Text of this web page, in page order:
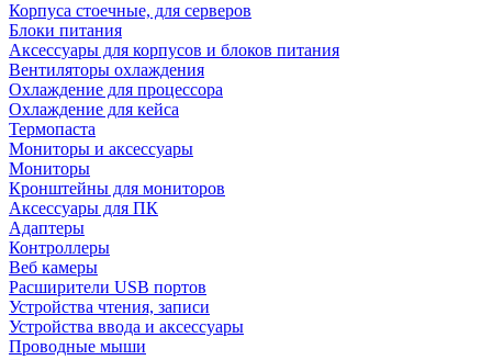
Корпуса стоечные, для серверов
Блоки питания
Аксессуары для корпусов и блоков питания
Вентиляторы охлаждения
Охлаждение для процессора
Охлаждение для кейса
Термопаста
Мониторы и аксессуары
Мониторы
Кронштейны для мониторов
Аксессуары для ПК
Адаптеры
Контроллеры
Веб камеры
Расширители USB портов
Устройства чтения, записи
Устройства ввода и аксессуары
Проводные мыши